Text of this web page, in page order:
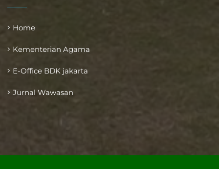
Home
Kementerian Agama
E-Office BDK jakarta
Jurnal Wawasan